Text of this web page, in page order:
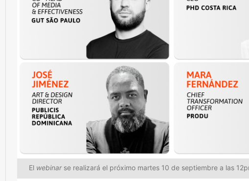
El webinarse realizará el próximo martes 10 de septiembre a las